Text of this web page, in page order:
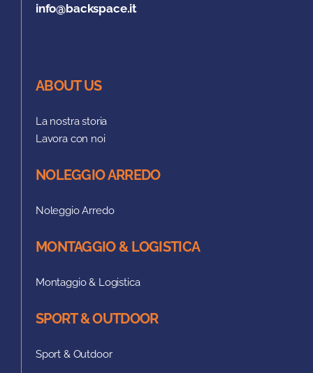
info@backspace.it
ABOUT US
La nostra storia
Lavora con noi
NOLEGGIO ARREDO
Noleggio Arredo
MONTAGGIO & LOGISTICA
Montaggio & Logistica
SPORT & OUTDOOR
Sport & Outdoor